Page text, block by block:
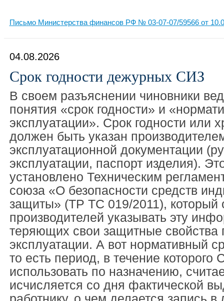
Письмо Министерства финансов РФ № 03-07-07/59566 от
04.08.2026
Срок годности дежурных СИЗ
В своем разъяснении чиновники
понятия «срок годности» и
эксплуатации». Срок годности или
должен быть указан
эксплуатационной документации
эксплуатации, паспорт изделия).
установлено Техническим
союза «О безопасности средств
защиты» (ТР ТС 019/2011), который
производителей указывать эту
теряющих свои защитные свойства
эксплуатации. А вот нормативный
то есть период, в течение
использовать по назначению,
исчисляется со дня фактической